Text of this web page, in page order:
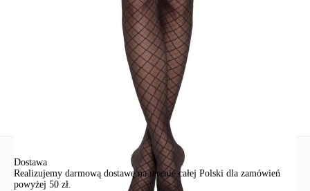
Ten produkt nie ma pytań Możesz zadać pytanie, klikając przycisk
Dostawa
Realizujemy darmową dostawę na terenie całej Polski dla zamówień
powyżej 50 zł.